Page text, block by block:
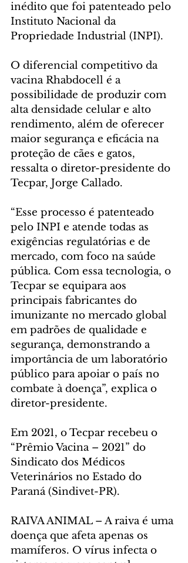
inédito que foi patenteado pelo
Instituto Nacional da
Propriedade Industrial (INPI).
O diferencial competitivo da
vacina Rhabdocell é a
possibilidade de produzir com
alta densidade celular e alto
rendimento, além de oferecer
maior segurança e eficácia na
proteção de cães e gatos,
ressalta o diretor-presidente do
Tecpar, Jorge Callado.
“Esse processo é patenteado
pelo INPI e atende todas as
exigências regulatórias e de
mercado, com foco na saúde
pública. Com essa tecnologia, o
Tecpar se equipara aos
principais fabricantes do
imunizante no mercado global
em padrões de qualidade e
segurança, demonstrando a
importância de um laboratório
público para apoiar o país no
combate à doença”, explica o
diretor-presidente.
Em 2021, o Tecpar recebeu o
“Prêmio Vacina – 2021” do
Sindicato dos Médicos
Veterinários no Estado do
Paraná (Sindivet-PR).
RAIVA ANIMAL – A raiva é uma
doença que afeta apenas os
mamíferos. O vírus infecta o